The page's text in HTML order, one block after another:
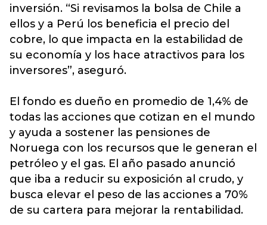
inversión. “Si revisamos la bolsa de Chile a
ellos y a Perú los beneficia el precio del
cobre, lo que impacta en la estabilidad de
su economía y los hace atractivos para los
inversores”, aseguró.
El fondo es dueño en promedio de 1,4% de
todas las acciones que cotizan en el mundo
y ayuda a sostener las pensiones de
Noruega con los recursos que le generan el
petróleo y el gas. El año pasado anunció
que iba a reducir su exposición al crudo, y
busca elevar el peso de las acciones a 70%
de su cartera para mejorar la rentabilidad.